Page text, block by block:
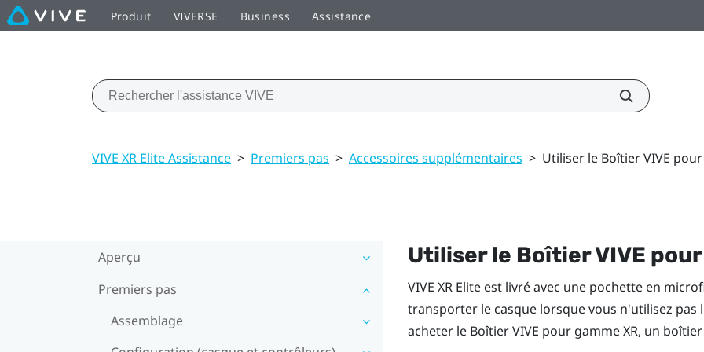
Produit VIVERSE Business Assistance
VIVE XR Elite Assistance > Premiers pas > Accessoires supplémentaires > Utiliser le Boîtier VIVE
Aperçu
Premiers pas
Assemblage
Utiliser le Boîtier VIVE
VIVE XR Eliteest livré avec une pochette en
transporter le casque lorsque vous n'utilisez pas
acheter le Boîtier VIVE pour gamme XR, un